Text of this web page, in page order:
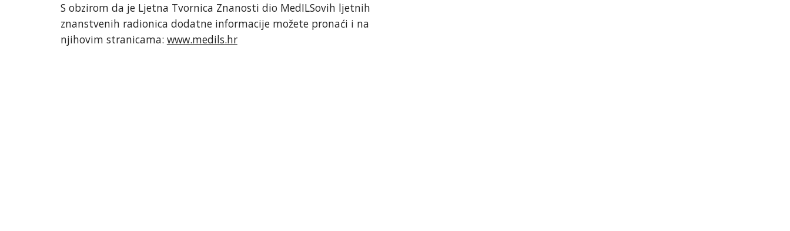
S obzirom da je Ljetna Tvornica Znanosti dio MedILSovih ljetnih
znanstvenih radionica dodatne informacije možete pronaći i na
njihovim stranicama: www.medils.hr